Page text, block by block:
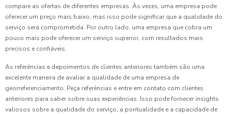
compare as ofertas de diferentes empresas. Às vezes, uma empresa pode
oferecer um preço mais baixo, mas isso pode significar que a qualidade do
serviço será comprometida. Por outro lado, uma empresa que cobra um
pouco mais pode oferecer um serviço superior, com resultados mais
precisos e confiáveis.
As referências e depoimentos de clientes anteriores também são uma
excelente maneira de avaliar a qualidade de uma empresa de
georreferenciamento. Peça referências e entre em contato com clientes
anteriores para saber sobre suas experiências. Isso pode fornecer insights
valiosos sobre a qualidade do serviço, a pontualidade e a capacidade de